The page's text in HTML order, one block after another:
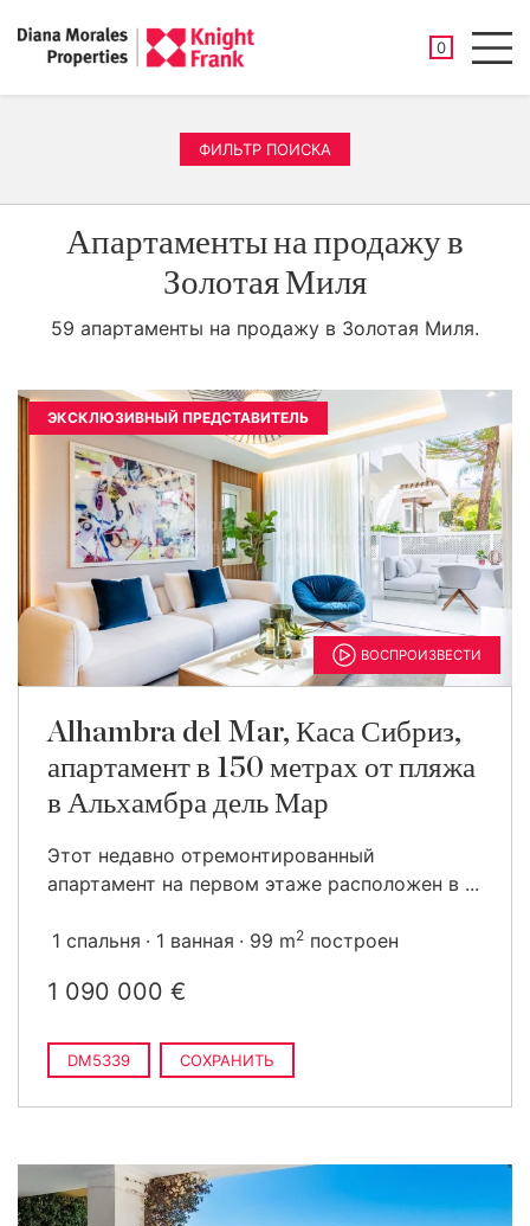
0
ФИЛЬТР ПОИСКА
Апартаменты на продажу в
Золотая Миля
59 апартаменты на продажу в Золотая Миля.
ЭКСКЛЮЗИВНЫЙ ПРЕДСТАВИТЕЛЬ
ВОСПРОИЗВЕСТИ
Alhambra del Mar, Каса Сибриз,
апартамент в 150 метрах от пляжа
в Альхамбра дель Мар
Этот недавно отремонтированный
апартамент на первом этаже расположен в ...
1 спальня 1 ванная 99 m2 построен
1 090 000 €
DM5339 СОХРАНИТЬ